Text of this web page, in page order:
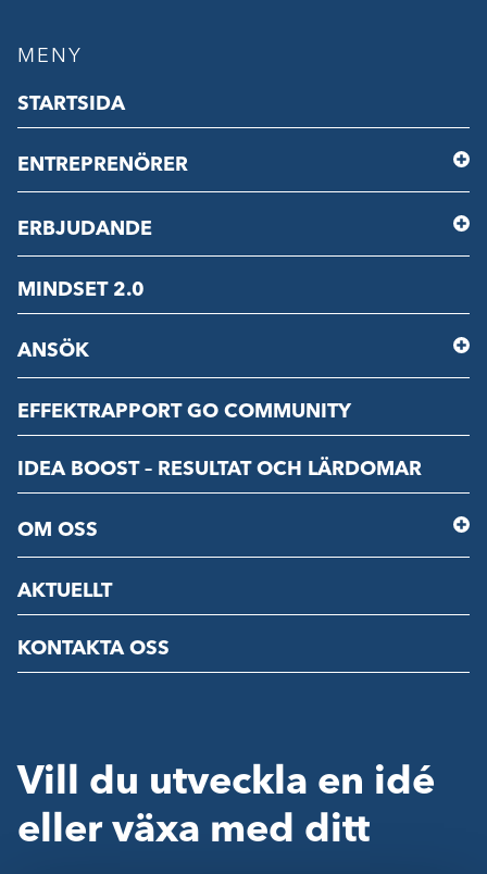
MENY
STARTSIDA
ENTREPRENÖRER
ERBJUDANDE
MINDSET 2.0
ANSÖK
EFFEKTRAPPORT GO COMMUNITY
IDEA BOOST – RESULTAT OCH LÄRDOMAR
OM OSS
AKTUELLT
KONTAKTA OSS
Vill du utveckla en idé
eller växa med ditt